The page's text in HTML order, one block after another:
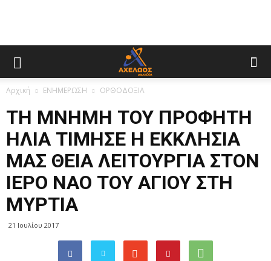
Αρχική ΕΝΗΜΕΡΩΣΗ ΟΡΘΟΔΟΞΙΑ
ΤΗ ΜΝΗΜΗ ΤΟΥ ΠΡΟΦΗΤΗ
ΗΛΙΑ ΤΙΜΗΣΕ Η ΕΚΚΛΗΣΙΑ
ΜΑΣ ΘΕΙΑ ΛΕΙΤΟΥΡΓΙΑ ΣΤΟΝ
ΙΕΡΟ ΝΑΟ ΤΟΥ ΑΓΙΟΥ ΣΤΗ
ΜΥΡΤΙΑ
21 Ιουλίου 2017